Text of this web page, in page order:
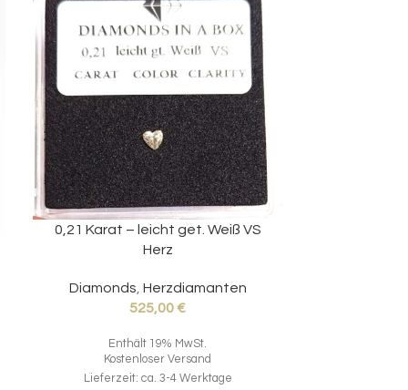
0,21 Karat – leicht get. Weiß VS
Herz
Diamonds, Herzdiamanten
525,00€
Enthält 19% MwSt.
Kostenloser Versand
Lieferzeit: ca. 3-4 Werktage